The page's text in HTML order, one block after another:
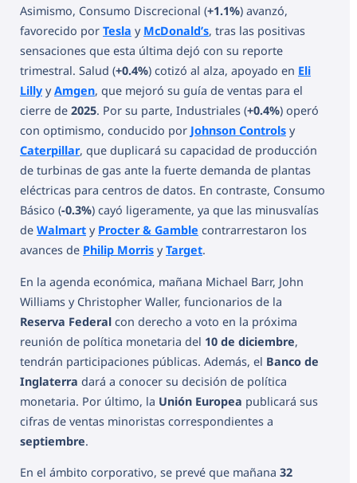
Asimismo, Consumo Discrecional (+1.1%) avanzó,
favorecido por Tesla y McDonald’s, tras las positivas
sensaciones que esta última dejó con su reporte
trimestral. Salud (+0.4%) cotizó al alza, apoyado en Eli
Lilly yAmgen, que mejoró su guía de ventas para el
cierre de 2025. Por su parte, Industriales (+0.4%) operó
con optimismo, conducido por Johnson Controls y
Caterpillar, que duplicará su capacidad de producción
de turbinas de gas ante la fuerte demanda de plantas
eléctricas para centros de datos. En contraste, Consumo
Básico (-0.3%) cayó ligeramente, ya que las minusvalías
de Walmart y Procter & Gamble contrarrestaron los
avances de Philip Morris yTarget.
En la agenda económica, mañana Michael Barr, John
Williams y Christopher Waller, funcionarios de la
Reserva Federal con derecho a voto en la próxima
reunión de política monetaria del 10 de diciembre,
tendrán participaciones públicas. Además, el Banco de
Inglaterra dará a conocer su decisión de política
monetaria. Por último, la Unión Europea publicará sus
cifras de ventas minoristas correspondientes a
septiembre.
En el ámbito corporativo, se prevé que mañana 32